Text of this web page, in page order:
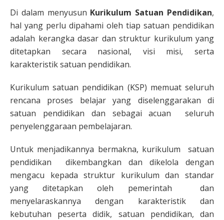
Di dalam menyusun Kurikulum Satuan Pendidikan,
hal yang perlu dipahami oleh tiap satuan pendidikan
adalah kerangka dasar dan struktur kurikulum yang
ditetapkan secara nasional, visi misi, serta
karakteristik satuan pendidikan.
Kurikulum satuan pendidikan (KSP) memuat seluruh
rencana proses belajar yang diselenggarakan di
satuan pendidikan dan sebagai acuan seluruh
penyelenggaraan pembelajaran.
Untuk menjadikannya bermakna, kurikulum satuan
pendidikan dikembangkan dan dikelola dengan
mengacu kepada struktur kurikulum dan standar
yang ditetapkan oleh pemerintah dan
menyelaraskannya dengan karakteristik dan
kebutuhan peserta didik, satuan pendidikan, dan